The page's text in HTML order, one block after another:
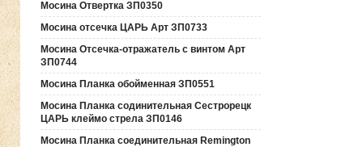
Мосина Отвертка ЗП0350
Мосина отсечка ЦАРЬ Арт ЗП0733
Мосина Отсечка-отражатель с винтом Арт
ЗП0744
Мосина Планка обойменная ЗП0551
Мосина Планка содинительная Сестрорецк
ЦАРЬ клеймо стрела ЗП0146
Мосина Планка соединительная Remington